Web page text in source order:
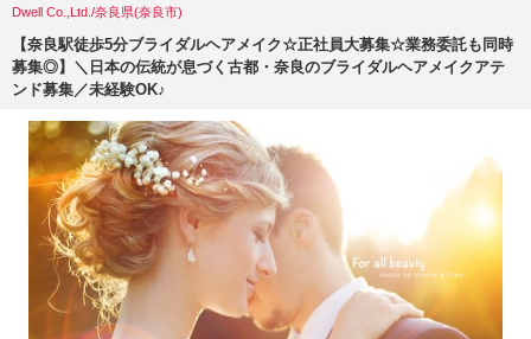
Dwell Co.,Ltd./奈良県(奈良市)
【奈良駅徒歩5分ブライダルヘアメイク☆正社員大募集☆業務委託も同時
募集◎】＼日本の伝統が息づく古都・奈良のブライダルヘアメイクアテ
ンド募集／未経験OK♪